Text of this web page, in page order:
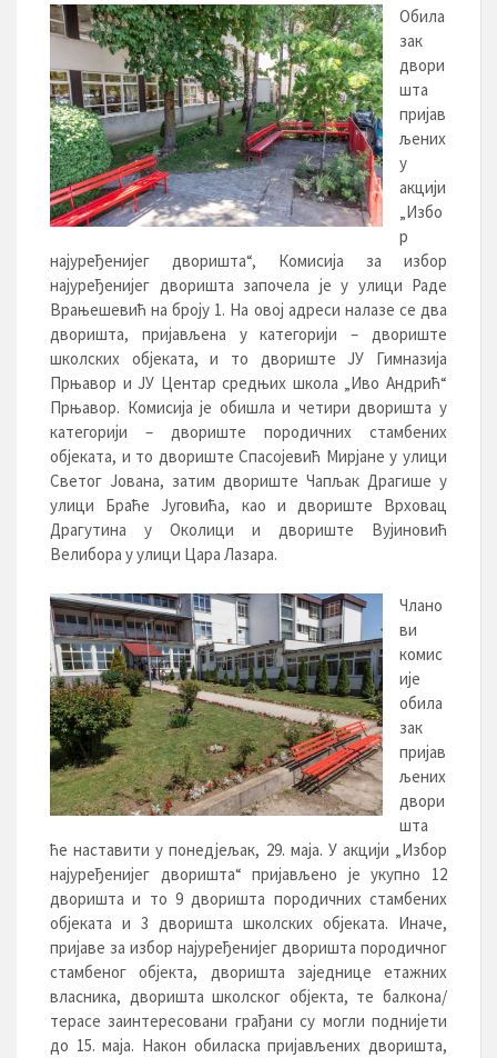
Обила
зак
двори
шта
пријав
љених
у
акцији
„Избо
р
најуређенијег дворишта“, Комисија за избор
најуређенијег дворишта започела је у улици Раде
Врањешевић на броју 1. На овој адреси налазе се два
дворишта, пријављена у категорији – двориште
школских објеката, и то двориште ЈУ Гимназија
Прњавор и ЈУ Центар средњих школа „Иво Андрић“
Прњавор. Комисија је обишла и четири дворишта у
категорији – двориште породичних стамбених
објеката, и то двориште Спасојевић Мирјане у улици
Светог Јована, затим двориште Чапљак Драгише у
улици Браће Југовића, као и двориште Врховац
Драгутина у Околици и двориште Вујиновић
Велибора у улици Цара Лазара.
Члано
ви
комис
ије
обила
зак
пријав
љених
двори
шта
ће наставити у понедјељак, 29. маја. У акцији „Избор
најуређенијег дворишта“ пријављено је укупно 12
дворишта и то 9 дворишта породичних стамбених
објеката и 3 дворишта школских објеката. Иначе,
пријаве за избор најуређенијег дворишта породичног
стамбеног објекта, дворишта заједнице етажних
власника, дворишта школског објекта, те балкона/
терасе заинтересовани грађани су могли поднијети
до 15. маја. Након обиласка пријављених дворишта,